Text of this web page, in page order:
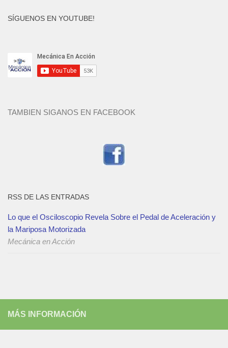
SÍGUENOS EN YOUTUBE!
TAMBIEN SIGANOS EN FACEBOOK
RSS DE LAS ENTRADAS
Lo que el Osciloscopio Revela Sobre el Pedal de Aceleración y
la Mariposa Motorizada
Mecánica en Acción
MÁS INFORMACIÓN